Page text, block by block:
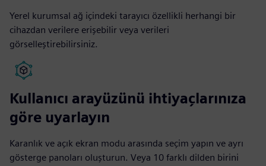
Yerel kurumsal ağ içindeki tarayıcı özellikli herhangi bir
cihazdan verilere erişebilir veya verileri
görselleştirebilirsiniz.
Kullanıcı arayüzünü ihtiyaçlarınıza
göre uyarlayın
Karanlık ve açık ekran modu arasında seçim yapın ve ayrı
gösterge panoları oluşturun. Veya 10 farklı dilden birini